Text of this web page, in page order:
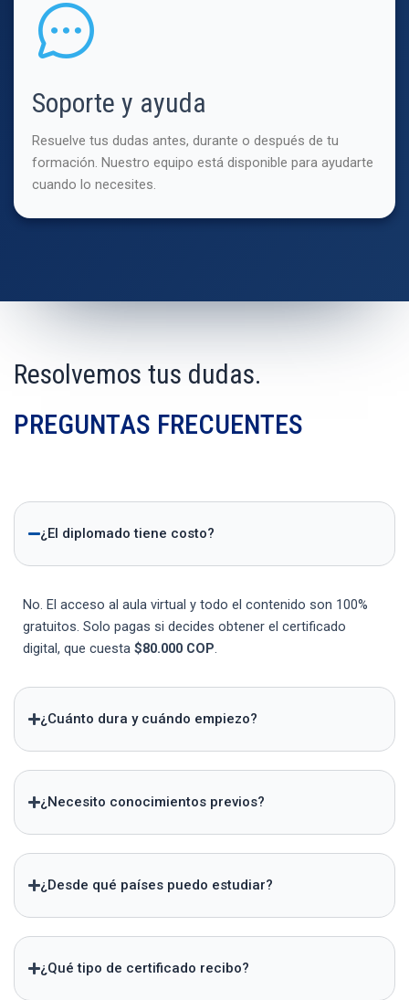
Soporte y ayuda
Resuelve tus dudas antes, durante o después de tu
formación. Nuestro equipo está disponible para ayudarte
cuando lo necesites.
Resolvemos tus dudas.
PREGUNTAS FRECUENTES
¿El diplomado tiene costo?
No. El acceso al aula virtual y todo el contenido son 100%
gratuitos. Solo pagas si decides obtener el certificado
digital, que cuesta $80.000 COP
¿Cuánto dura y cuándo empiezo?
¿Necesito conocimientos previos?
¿Desde qué países puedo estudiar?
¿Qué tipo de certificado recibo?